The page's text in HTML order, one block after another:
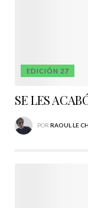
EDICIÓN 27
SE LES
POR RAOUL LE